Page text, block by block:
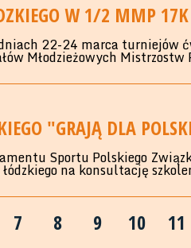
W 1/2 MMP 17K
22-24 marca turniejów
Młodzieżowych
"GRAJĄ DLA
Sportu Polskiego
na konsultację
7 8 9 10 11